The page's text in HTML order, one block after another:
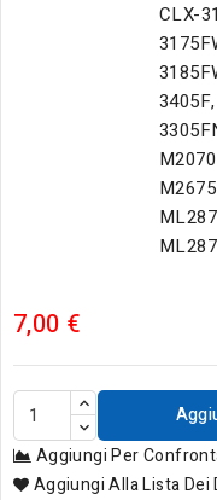
CLX-
7,00 €
Aggiungi Per
Aggiungi Alla Lista Dei